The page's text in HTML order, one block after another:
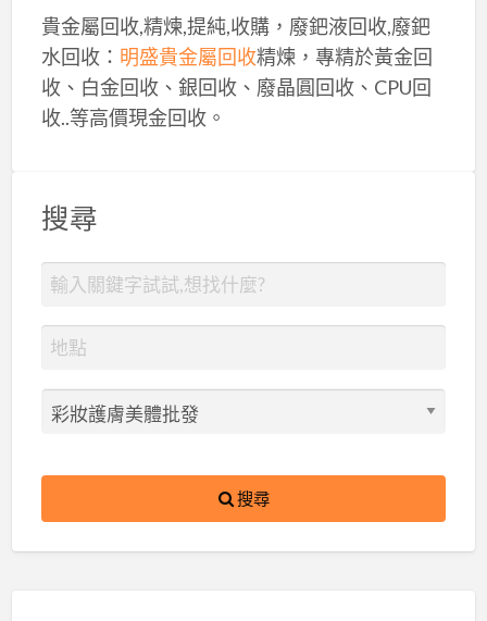
貴金屬回收,精煉,提純,收購，廢鈀液回收,廢鈀
水回收： 明盛貴金屬回收精煉，專精於黃金回
收、白金回收、銀回收、廢晶圓回收、CPU回
收..等高價現金回收。
搜尋
搜尋